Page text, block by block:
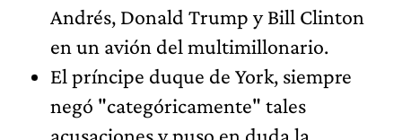
Andrés, Donald Trump y Bill Clinton
en un avión del multimillonario.
El príncipe duque de York, siempre
negó "categóricamente" tales
acusaciones y puso en duda la